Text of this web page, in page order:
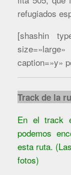
refugiados
[shashin
caption=»y»
Track de la
En el track
podemos
esta ruta.
fotos)